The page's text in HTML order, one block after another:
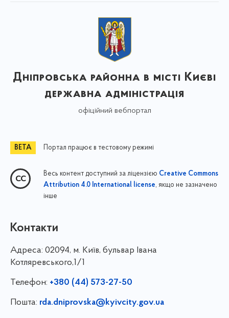
Дніпровська районна в місті Києві
державна адміністрація
офіційний вебпортал
Портал працює в тестовому режимі
Весь контент доступний за ліцензією Creative Commons
Attribution 4.0 International license, якщо не зазначено
інше
Контакти
Адреса: 02094, м. Київ, бульвар Івана
Котляревського,1/1
Телефон: +380 (44) 573-27-50
Пошта: rda.dniprovska@kyivcity.gov.ua